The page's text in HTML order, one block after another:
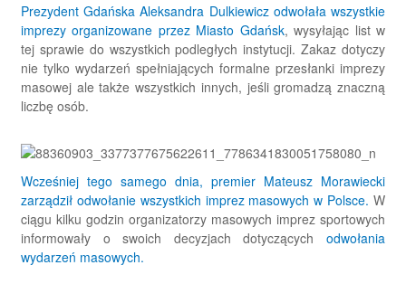
Prezydent Gdańska Aleksandra Dulkiewicz odwołała wszystkie
imprezy organizowane przez Miasto Gdańsk, wysyłając list w
tej sprawie do wszystkich podległych instytucji. Zakaz dotyczy
nie tylko wydarzeń spełniających formalne przesłanki imprezy
masowej ale także wszystkich innych, jeśli gromadzą znaczną
liczbę osób.
Wcześniej tego samego dnia, premier Mateusz Morawiecki
zarządził odwołanie wszystkich imprez masowych w Polsce. W
ciągu kilku godzin organizatorzy masowych imprez sportowych
informowały o swoich decyzjach dotyczących odwołania
wydarzeń masowych.